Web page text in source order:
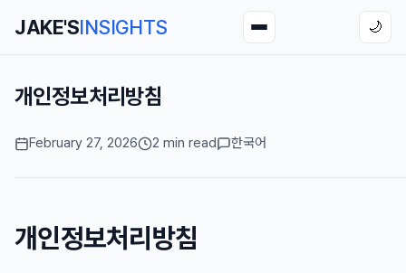
JAKE'SINSIGHTS 🌙
개인정보처리방침
February 27, 2026 2 min read 한국어
개인정보처리방침